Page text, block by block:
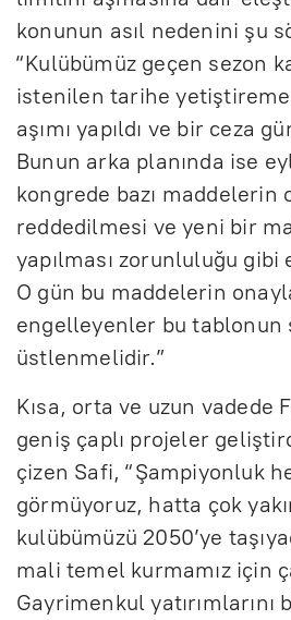
konunun asıl nedenini şu
“Kulübümüz geçen sezon
istenilen tarihe
aşımı yapıldı ve bir ceza
Bunun arka planında ise
kongrede bazı maddelerin
reddedilmesi ve yeni bir
yapılması zorunluluğu gibi
O gün bu maddelerin
engelleyenler bu tablonun
üstlenmelidir.”
Kısa, orta ve uzun vadede
geniş çaplı projeler
çizen Safi, “Şampiyonluk
görmüyoruz, hatta çok
kulübümüzü 2050’ye
mali temel kurmamız için
Gayrimenkul yatırımlarını